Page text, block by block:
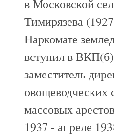
в Московской
Тимирязева
Наркомате
вступил в
заместитель
овощеводческих
массовых
1937 - апреле